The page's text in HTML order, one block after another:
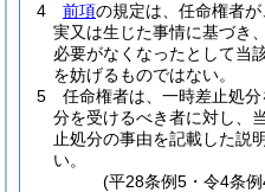
4
前項の規定は、任命権者
実又は生じた事情に基づき
必要がなくなったとして当
を妨げるものではない。
5
任命権者は、一時差止処
分を受けるべき者に対し、
止処分の事由を記載した説
い。
(平28条例5・令4条